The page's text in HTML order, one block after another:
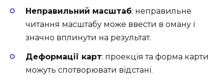
Неправильний масштаб: неправильне
читання масштабу може ввести в оману і
значно вплинути на результат.
Деформації карт: проекція та форма карти
можуть спотворювати відстані.